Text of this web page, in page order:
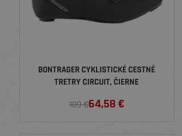
BONTRAGER CYKLISTICKÉ CESTNÉ
TRETRY CIRCUIT, ČIERNE
109 €64,58€